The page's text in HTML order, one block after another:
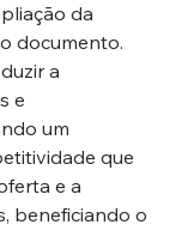
da
documento.
a
e
um
que
e a
beneficiando o